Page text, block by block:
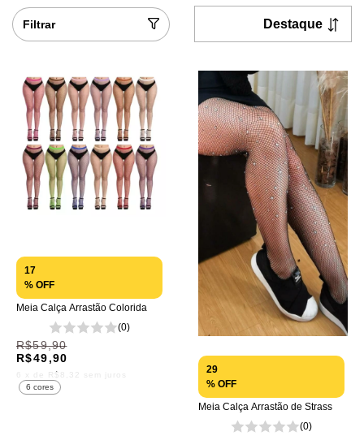
Filtrar
17
% OFF
6 cores
Meia Calça Arrastão Colorida
(0)
R$59,90
R$49,90
x de R$8,32
29
% OFF
Meia Calça Arrastão de Strass
(0)